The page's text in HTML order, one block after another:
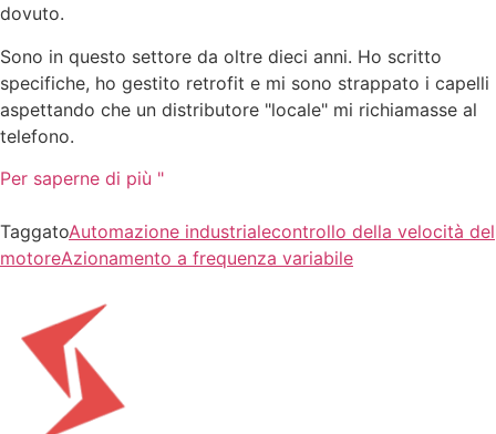
dovuto.
Sono in questo settore da oltre dieci anni. Ho scritto
specifiche, ho gestito retrofit e mi sono strappato i capelli
aspettando che un distributore "locale" mi richiamasse al
telefono.
Per saperne di più "
TaggatoAutomazione industrialecontrollo della velocità del
motoreAzionamento a frequenza variabile